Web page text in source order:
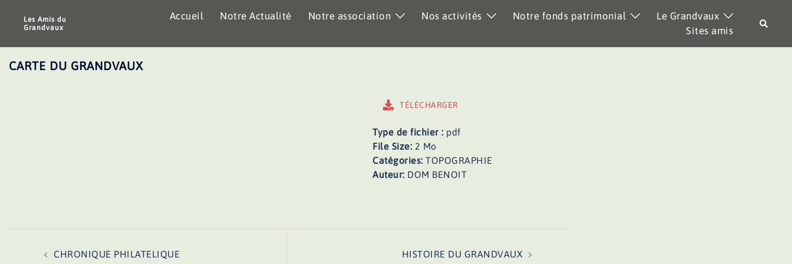
Les Amis du
Grandvaux
Accueil Notre Actualité Notre association Nos activités Notre fonds patrimonial
Le Grandvaux
Sites amis
CARTE DU GRANDVAUX
TÉLÉCHARGER
Type de fichier : pdf
File Size: 2 Mo
Catégories:TOPOGRAPHIE
Auteur: DOM BENOIT
CHRONIQUE PHILATELIQUE HISTOIRE DU GRANDVAUX